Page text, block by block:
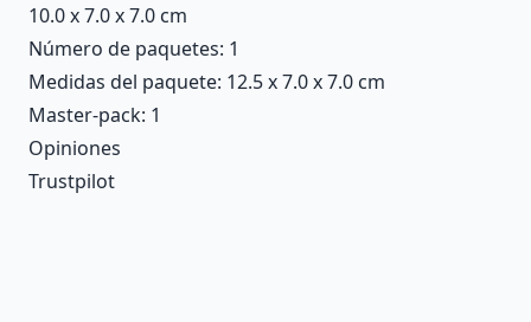
10.0 x 7.0 x 7.0 cm
Número de paquetes: 1
Medidas del paquete: 12.5 x 7.0 x 7.0 cm
Master-pack: 1
Opiniones
Trustpilot